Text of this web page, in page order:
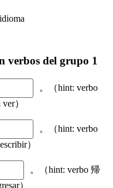
verbos del grupo 1
。（hint: verbo
）
。（hint: verbo
）
。（hint: verbo 帰
）